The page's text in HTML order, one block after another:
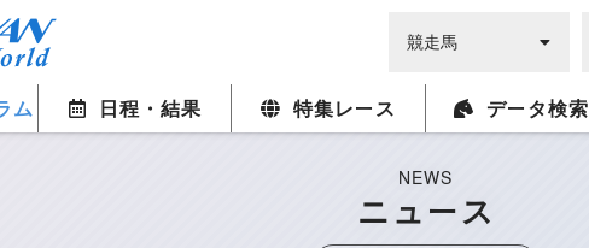
ム 日程・結果 特集レース データ検索
NEWS
ニュース